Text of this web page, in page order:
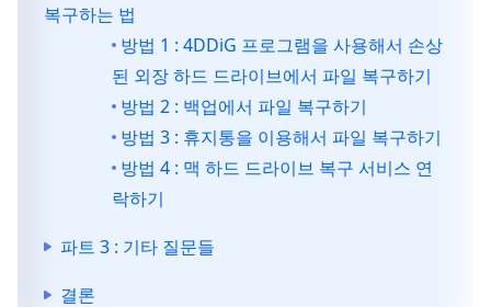
복구하는 법
방법 1 : 4DDiG 프로그램을 사용해서 손상
된 외장 하드 드라이브에서 파일 복구하기
방법 2 : 백업에서 파일 복구하기
방법 3 : 휴지통을 이용해서 파일 복구하기
방법 4 : 맥 하드 드라이브 복구 서비스 연
락하기
파트 3 : 기타 질문들
결론